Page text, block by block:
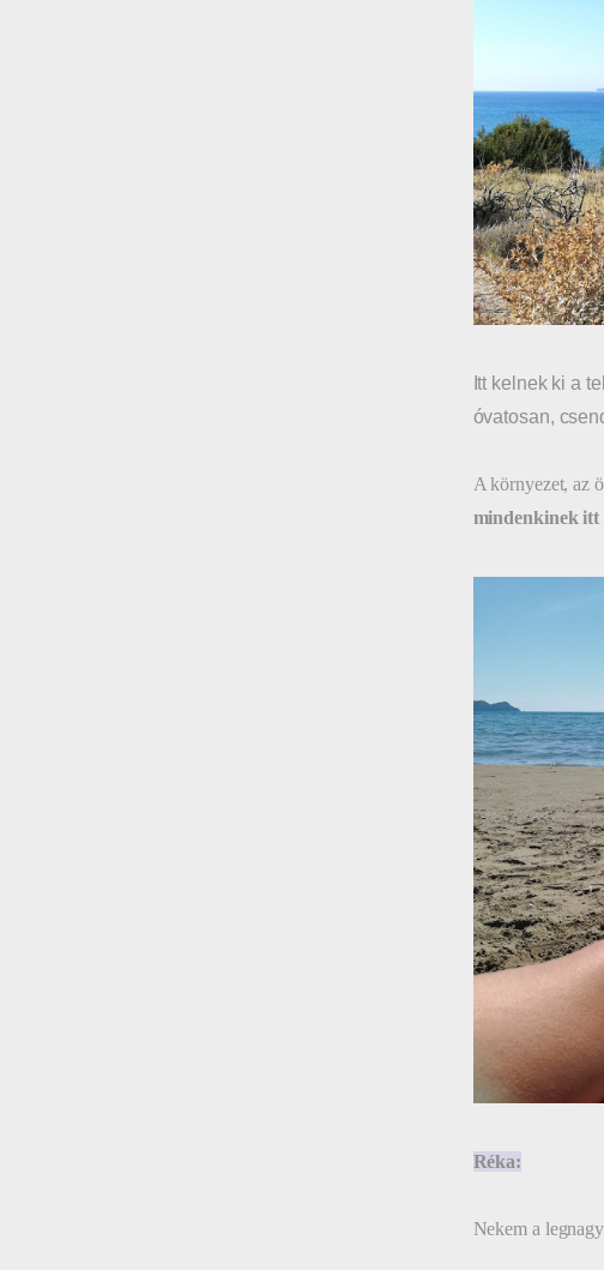
Itt kelnek ki a
óvatosan,
A környezet, az
mindenkinek itt
Réka:
Nekem a